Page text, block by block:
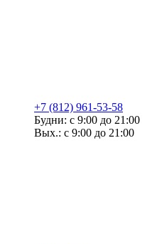
+7 (812) 961-53-58
Будни: с 9:00 до 21:00
Вых.: с 9:00 до 21:00